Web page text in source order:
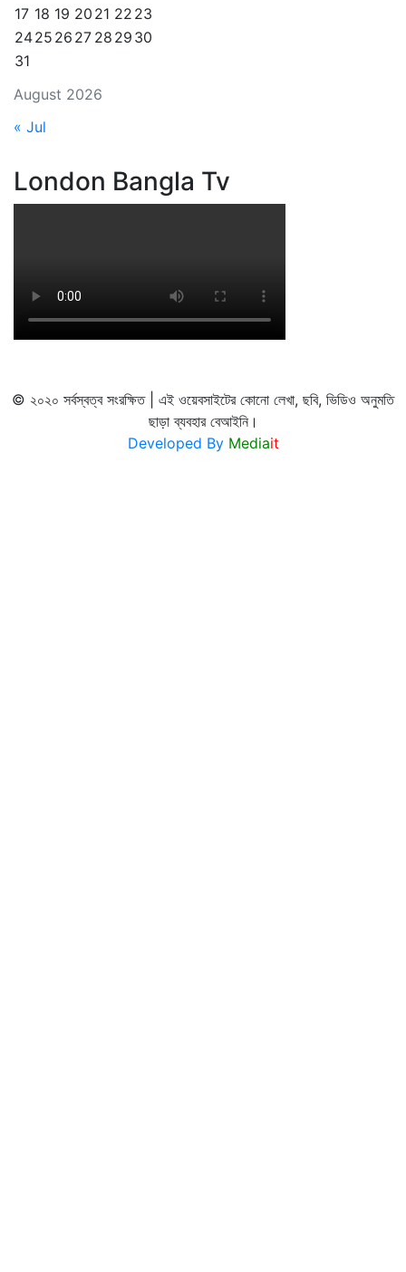
August 2026
17 18 19 20 21 22 23
2425 26 27 28 29 30
31
« Jul
London Bangla Tv
© ২০২০ সর্বস্বত্ব সংরক্ষিত | এই ওয়েবসাইটের কোনো লেখা, ছবি, ভিডিও অনুমতি
ছাড়া ব্যবহার বেআইনি।
Developed By Mediait